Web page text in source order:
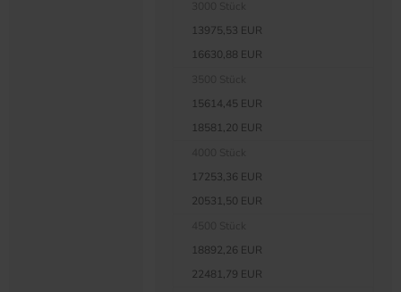
13975,53 EUR
16630,88 EUR
15614,45 EUR
18581,20 EUR
17253,36 EUR
20531,50 EUR
18892,26 EUR
22481,79 EUR